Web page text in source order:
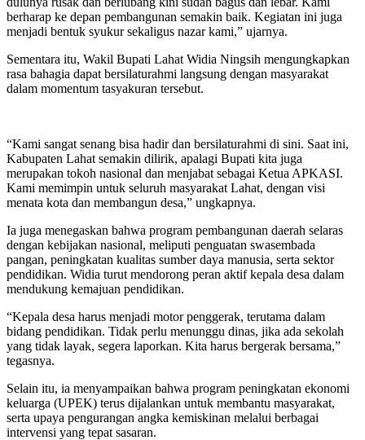
berharap ke depan pembangunan semakin baik. Kegiatan ini juga
menjadi bentuk syukur sekaligus nazar kami,” ujarnya.
Sementara itu, Wakil Bupati Lahat Widia Ningsih mengungkapkan
rasa bahagia dapat bersilaturahmi langsung dengan masyarakat
dalam momentum tasyakuran tersebut.
“Kami sangat senang bisa hadir dan bersilaturahmi di sini. Saat ini,
Kabupaten Lahat semakin dilirik, apalagi Bupati kita juga
merupakan tokoh nasional dan menjabat sebagai Ketua APKASI.
Kami memimpin untuk seluruh masyarakat Lahat, dengan visi
menata kota dan membangun desa,” ungkapnya.
Ia juga menegaskan bahwa program pembangunan daerah selaras
dengan kebijakan nasional, meliputi penguatan swasembada
pangan, peningkatan kualitas sumber daya manusia, serta sektor
pendidikan. Widia turut mendorong peran aktif kepala desa dalam
mendukung kemajuan pendidikan.
“Kepala desa harus menjadi motor penggerak, terutama dalam
bidang pendidikan. Tidak perlu menunggu dinas, jika ada sekolah
yang tidak layak, segera laporkan. Kita harus bergerak bersama,”
tegasnya.
Selain itu, ia menyampaikan bahwa program peningkatan ekonomi
keluarga (UPEK) terus dijalankan untuk membantu masyarakat,
serta upaya pengurangan angka kemiskinan melalui berbagai
intervensi yang tepat sasaran.